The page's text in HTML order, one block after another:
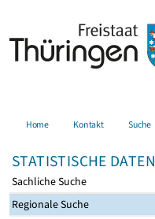
Home Kontakt Suche
STATISTISCHE DATEN
Sachliche Suche
Regionale Suche